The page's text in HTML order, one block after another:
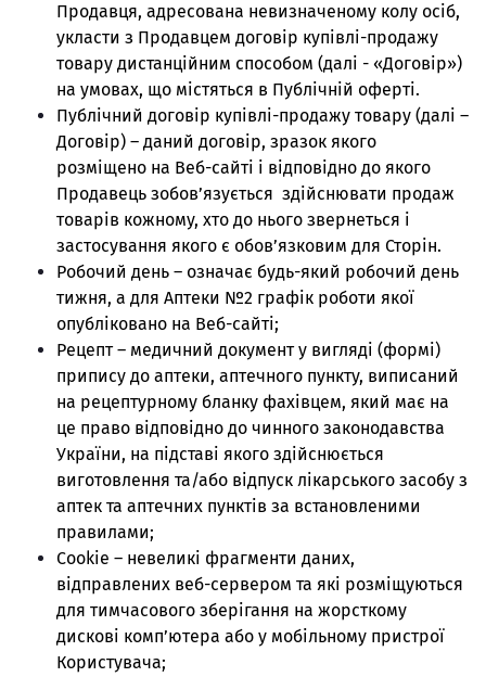
Продавця, адресована невизначеному колу осіб,
укласти з Продавцем договір купівлі-продажу
товару дистанційним способом (далі - «Договір»)
на умовах, що містяться в Публічній оферті.
Публічний договір купівлі-продажу товару (далі –
Договір) – даний договір, зразок якого
розміщено на Веб-сайті і відповідно до якого
Продавець зобов’язується здійснювати продаж
товарів кожному, хто до нього звернеться і
застосування якого є обов’язковим для Сторін.
Робочий день – означає будь-який робочий день
тижня, а для Аптеки №2 графік роботи якої
опубліковано на Веб-сайті;
Рецепт – медичний документ у вигляді (формі)
припису до аптеки, аптечного пункту, виписаний
на рецептурному бланку фахівцем, який має на
це право відповідно до чинного законодавства
України, на підставі якого здійснюється
виготовлення та/або відпуск лікарського засобу з
аптек та аптечних пунктів за встановленими
правилами;
Cookie – невеликі фрагменти даних,
відправлених веб-сервером та які розміщуються
для тимчасового зберігання на жорсткому
дискові комп’ютера або у мобільному пристрої
Користувача;